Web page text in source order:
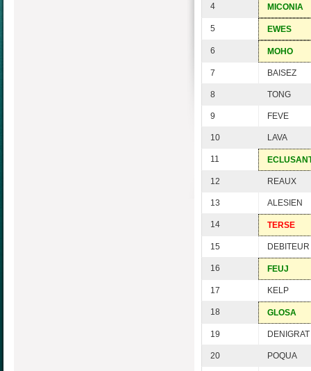
4 MICONIA
5 EWES
6 MOHO
7 BAISEZ
8 TONG
9 FEVE
10 LAVA
11
12 REAUX
13 ALESIEN
14 TERSE
15 DEBITEUR
16 FEUJ
17 KELP
18 GLOSA
19 DENIGRAT
20 POQUA